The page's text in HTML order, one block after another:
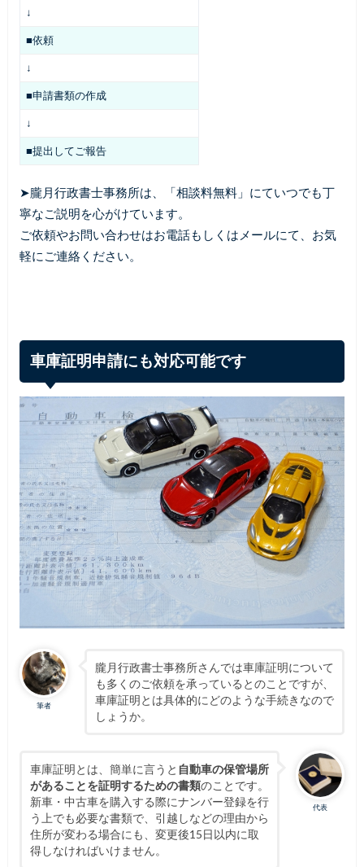
↓
■依頼
↓
■申請書類の作成
↓
■提出してご報告
➤朧月行政書士事務所は、「相談料無料」にていつでも丁
寧なご説明を心がけています。
ご依頼やお問い合わせはお電話もしくはメールにて、お気
軽にご連絡ください。
車庫証明申請にも対応可能です
筆者
朧月行政書士事務所さんでは車庫証明について
も多くのご依頼を承っているとのことですが、
車庫証明とは具体的にどのような手続きなので
しょうか。
代表
車庫証明とは、簡単に言うと 自動車の保管場所
があることを証明するための書類のことです。
新車・中古車を購入する際にナンバー登録を行
う上でも必要な書類で、引越しなどの理由から
住所が変わる場合にも、変更後15日以内に取
得しなければいけません。